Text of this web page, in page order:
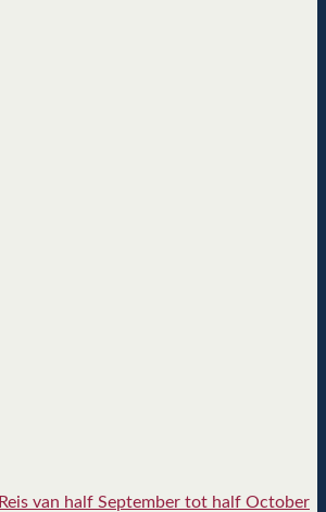
van half September tot half October